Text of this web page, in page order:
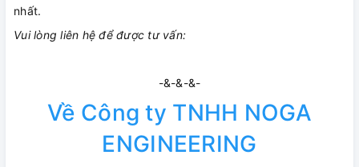
nhất.
Vui lòng liên hệ để được tư vấn:
-&-&-&-
Về Công ty TNHH NOGA
ENGINEERING